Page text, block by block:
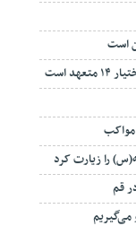
است
مواکب
را زیارت کرد
قم
می‌گیریم